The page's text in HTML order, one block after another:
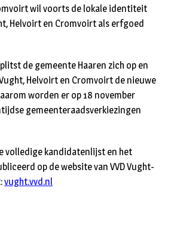
wil voorts de lokale identiteit
Helvoirt en Cromvoirt als erfgoed
de gemeente Haaren zich op en
Helvoirt en Cromvoirt de nieuwe
worden er op 18 november
gemeenteraadsverkiezingen
volledige kandidatenlijst en het
op de website van VVD Vught-
vught.vvd.nl